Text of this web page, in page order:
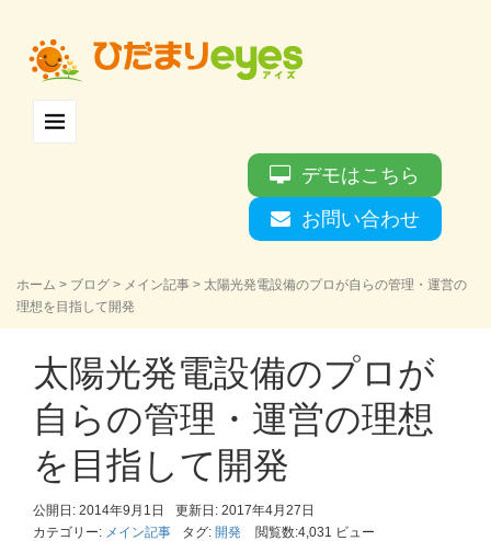
デモはこちら
お問い合わせ
ホーム > ブログ > メイン記事 > 太陽光発電設備のプロが自らの管理・運営の
理想を目指して開発
太陽光発電設備のプロが
自らの管理・運営の理想
を目指して開発
公開日: 2014年9月1日
更新日: 2017年4月27日
カテゴリー: メイン記事 タグ: 開発 閲覧数:4,031 ビュー